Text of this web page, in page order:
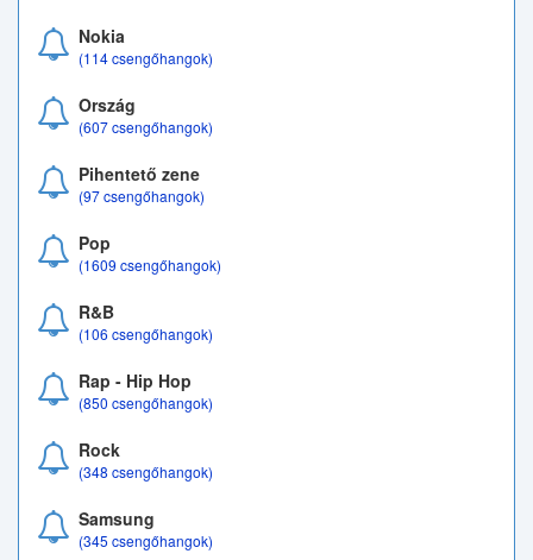
Nokia
(114 csengőhangok)
Ország
(607 csengőhangok)
Pihentető zene
(97 csengőhangok)
Pop
(1609 csengőhangok)
R&B
(106 csengőhangok)
Rap - Hip Hop
(850 csengőhangok)
Rock
(348 csengőhangok)
Samsung
(345 csengőhangok)